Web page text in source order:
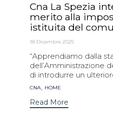
Cna La Spezia
merito alla
istituita del
18 Dicembre 2025
“Apprendiamo dalla
dell’Amministrazione
di introdurre un
Tags
CNA, HOME
Read More